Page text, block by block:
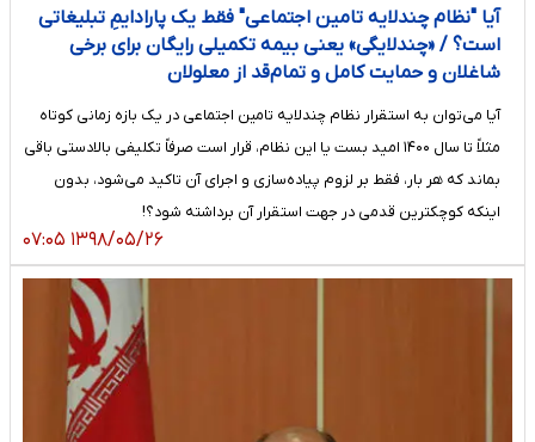
آیا "نظام چندلایه تامین اجتماعی" فقط یک پارادایمِ تبلیغاتی
است؟ / «چندلایگی» یعنی بیمه تکمیلی رایگان برای برخی
شاغلان و حمایت کامل و تمام‌قد از معلولان
آیا می‌توان به استقرار نظام چندلایه تامین اجتماعی در یک بازه زمانی کوتاه
مثلاً تا سال ۱۴۰۰ امید بست یا این نظام، قرار است صرفاً تکلیفی بالادستی باقی
بماند که هر بار، فقط بر لزوم پیاده‌سازی و اجرای آن تاکید می‌شود، بدون
اینکه کوچکترین قدمی در جهت استقرار آن برداشته شود؟!
۱۳۹۸/۰۵/۲۶ ۰۷:۰۵